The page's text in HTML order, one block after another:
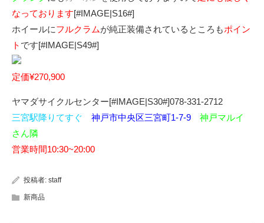
なっております[#IMAGE|S16#]
ホイールにフルクラムが純正装備されているところもポイン
ト です[#IMAGE|S49#]
定価¥270,900
ヤマダサイクルセンター[#IMAGE|S30#]078-331-2712
三宮駅降りてすぐ 神戸市中央区三宮町1-7-9
神戸マルイ
さん隣
営業時間10:30~20:00
投稿者: staff
新商品